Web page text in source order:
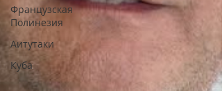
Французская
Полинезия
Аитутаки
Куба